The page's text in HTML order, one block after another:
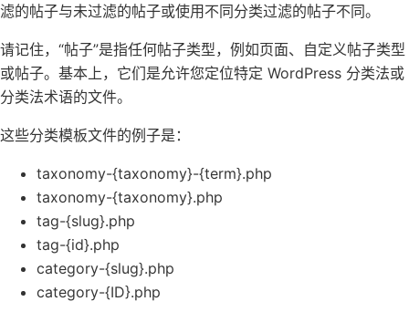
滤的帖子与未过滤的帖子或使用不同分类过滤的帖子不同。
请记住，“帖子”是指任何帖子类型，例如页面、自定义帖子类型
或帖子。基本上，它们是允许您定位特定 WordPress 分类法或
分类法术语的文件。
这些分类模板文件的例子是：
taxonomy-{taxonomy}-{term}.php
taxonomy-{taxonomy}.php
tag-{slug}.php
tag-{id}.php
category-{slug}.php
category-{ID}.php